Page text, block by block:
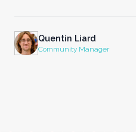
Quentin Liard
Community Manager